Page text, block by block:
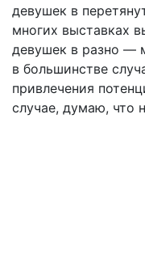
девушек в
многих выставках
девушек в разно —
в большинстве
привлечения
случае, думаю, что